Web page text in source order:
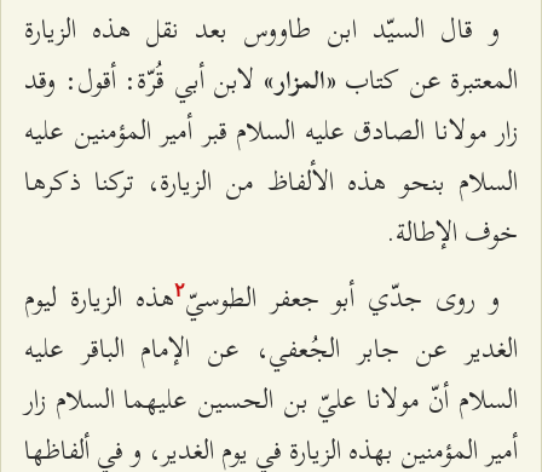
و قال السيّد ابن طاووس بعد نقل هذه الزيارة
المعتبرة عن كتاب «المزار» لابن أبي قُرّة: أقول: وقد
زار مولانا الصادق عليه السلام قبر أمير المؤمنين عليه
السلام بنحو هذه الألفاظ من الزيارة، تركنا ذكرها
خوف الإطالة.
و روى جدّي أبو جعفر الطوسيّ٢هذه الزيارة ليوم
الغدير عن جابر الجُعفي، عن الإمام الباقر عليه
السلام أنّ مولانا عليّ بن الحسين‌ عليهما السلام زار
أمير المؤمنين بهذه الزيارة في يوم الغدير، و في ألفاظها